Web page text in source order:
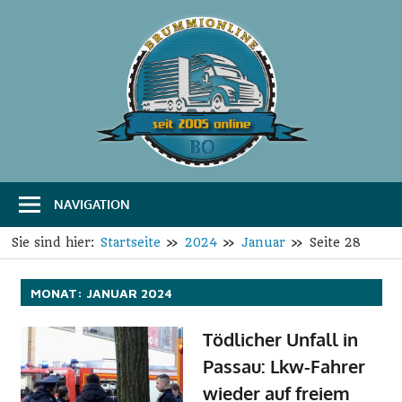
B
r
u
m
m
i
O
n
Das
Portal
für
Transport
und
NAVIGATION
Sie sind hier: Startseite 2024 Januar Seite 28
MONAT: JANUAR 2024
Tödlicher Unfall in
Passau: Lkw-Fahrer
wieder auf freiem